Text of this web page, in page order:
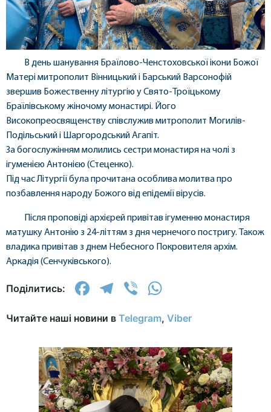
В день шанування Браїлово-Ченстоховської ікони Божої
Матері митрополит Вінницький і Барський Варсонофій
звершив Божественну літургію у Свято-Троїцькому
Браїлівському жіночому монастирі. Його
Високопреосвященству співслужив митрополит Могилів-
Подільський і Шаргородський Агапіт.
За богослужінням молились сестри монастиря на чолі з
ігуменією Антонією (Стеценко).
Під час Літургії була прочитана особлива молитва про
позбавлення народу Божого від епідемії вірусів.
Після проповіді архієрей привітав ігуменню монастиря
матушку Антонію з 24-літтям з дня чернечого постригу. Також
владика привітав з днем Небесного Покровителя архім.
Аркадія (Сенчуківського).
Поділитись: Facebook
Telegram
Viber
Читайте наші новини в Telegram, Viber